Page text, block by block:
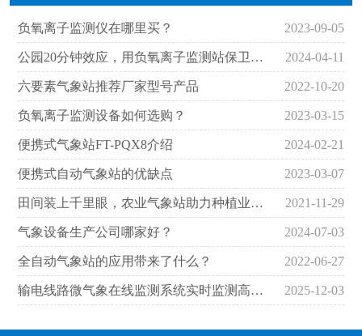
负氧离子监测仪在哪里买？ 2023-09-05
公园20分钟效应，用负氧离子监测站保卫环境 2024-04-11
六要素气象站推荐厂家型号产品 2022-10-20
负氧离子监测设备如何选购？ 2023-03-15
​便携式气象站FT-PQX8介绍 2024-02-21
便携式自动气象站的优缺点 2023-03-07
田间装上千里眼，农业气象站助力种植业发展 2021-11-29
气象设备生产公司哪家好？ 2024-07-03
全自动气象站的应用带来了什么？ 2022-06-27
输电线路微气象在线监测系统实时监测高压输电线路周边气象要素 2025-12-03